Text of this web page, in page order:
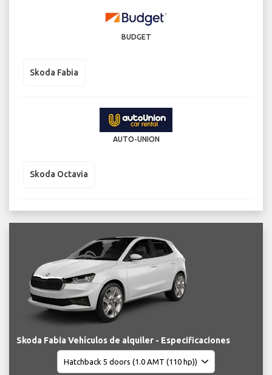
BUDGET
Skoda Fabia
AUTO-UNION
Skoda Octavia
Skoda Fabia Vehículos de alquiler - Especificaciones